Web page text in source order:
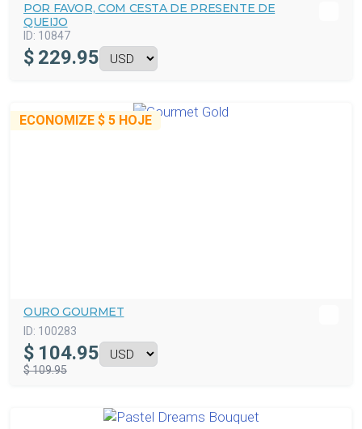
POR FAVOR, COM CESTA DE PRESENTE DE
QUEIJO
ID: 10847
$ 229.95
ECONOMIZE $ 5 HOJE
OURO GOURMET
ID: 100283
$ 104.95
$ 109.95